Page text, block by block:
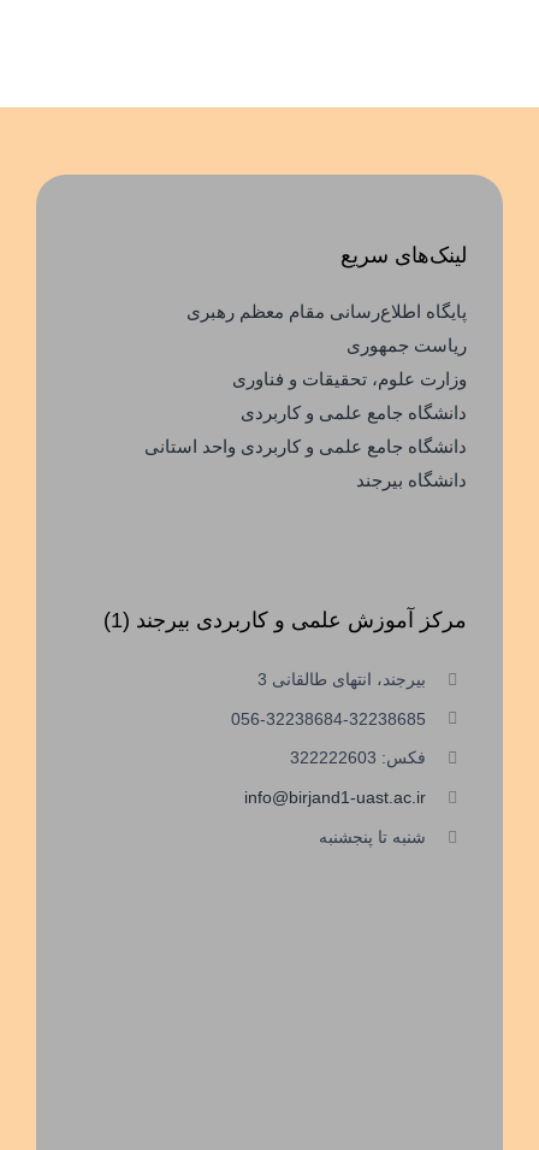
لینک‌های سریع
پایگاه اطلاع‌رسانی مقام معظم رهبری
ریاست جمهوری
وزارت علوم، تحقیقات و فناوری
دانشگاه جامع علمی و کاربردی
دانشگاه جامع علمی و کاربردی واحد استانی
دانشگاه بیرجند
مرکز آموزش علمی و کاربردی بیرجند (1)
بیرجند، انتهای طالقانی 3
056-32238684-32238685
فکس: 322222603
info@birjand1-uast.ac.ir
شنبه تا پنجشنبه